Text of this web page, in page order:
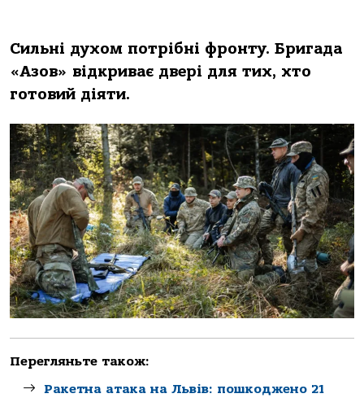
Сильні духом потрібні фронту. Бригада
«Азов» відкриває двері для тих, хто
готовий діяти.
Перегляньте також:
Ракетна атака на Львів: пошкоджено 21